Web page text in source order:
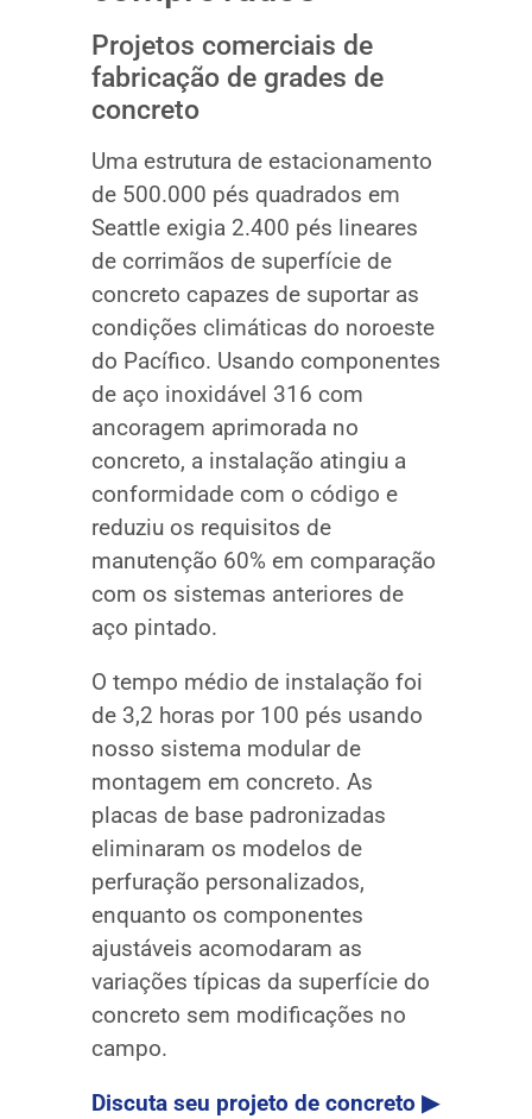
Projetos comerciais de
fabricação de grades de
concreto
Uma estrutura de estacionamento
de 500.000 pés quadrados em
Seattle exigia 2.400 pés lineares
de corrimãos de superfície de
concreto capazes de suportar as
condições climáticas do noroeste
do Pacífico. Usando componentes
de aço inoxidável 316 com
ancoragem aprimorada no
concreto, a instalação atingiu a
conformidade com o código e
reduziu os requisitos de
manutenção 60% em comparação
com os sistemas anteriores de
aço pintado.
O tempo médio de instalação foi
de 3,2 horas por 100 pés usando
nosso sistema modular de
montagem em concreto. As
placas de base padronizadas
eliminaram os modelos de
perfuração personalizados,
enquanto os componentes
ajustáveis acomodaram as
variações típicas da superfície do
concreto sem modificações no
campo.
Discuta seu projeto de concreto ▶